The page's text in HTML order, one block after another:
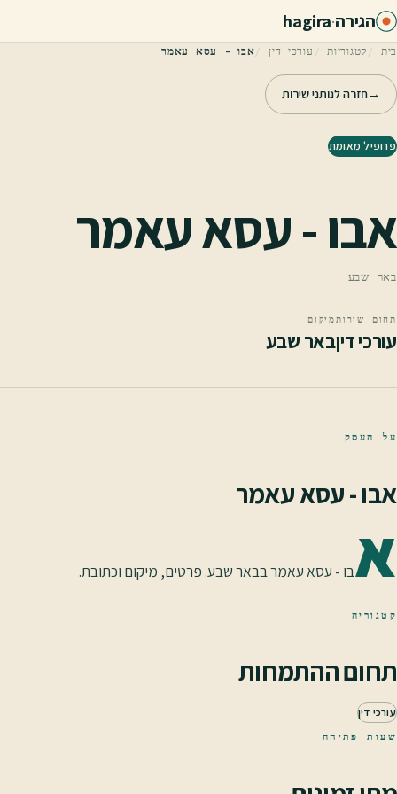
דלג לתוכן הראשי
הגירה·
hagira
בית קטגוריות עורכי דין אבו - עסא עאמר
→חזרה לנותני שירות
פרופיל מאומת
אבו - עסא עאמר
באר שבע
תחום שירות
עורכי דין
מיקום
באר שבע
על העסק
אבו - עסא עאמר
אבו - עסא עאמר בבאר שבע. פרטים, מיקום וכתובת.
קטגוריה
תחום ההתמחות
עורכי דין
שעות פתיחה